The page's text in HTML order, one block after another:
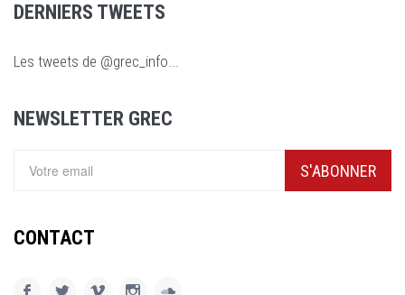
DERNIERS TWEETS
Les tweets de @grec_info...
NEWSLETTER GREC
S'ABONNER
CONTACT